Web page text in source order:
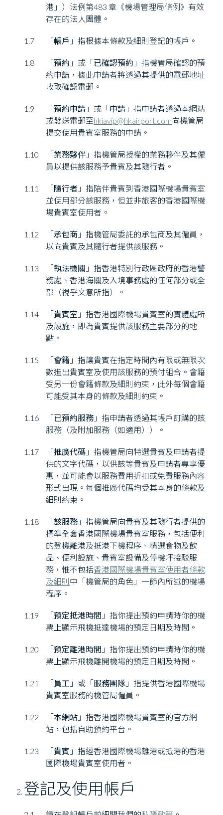
港」）法例第483 章《機場管理局條例》有效
存在的法人團體。
1.7 「帳戶 」指根據本條款及細則登記的帳戶。
1.8 「預約 」或「已確認預約 」指機管局確認的預
約申請，據此申請者將透過其提供的電郵地址
收取確認電郵。
1.9 「預約申請 」或「申請 」指申請者透過本網站
或發送電郵至hkiavip@hkairport.com向機管局
提交使用貴賓室服務的申請。
1.10 「業務夥伴 」指機管局授權的業務夥伴及其僱
員以提供該服務予貴賓及其隨行者。
1.11 「隨行者 」指陪伴貴賓到香港國際機場貴賓室
並使用部分該服務，但並非旅客的香港國際機
場貴賓室使用者。
1.12 「承包商 」指機管局委託的承包商及其僱員，
以向貴賓及其隨行者提供該服務。
1.13 「執法機關 」指香港特別行政區政府的香港警
務處、香港海關及入境事務處的任何部分或全
部（視乎文意所指）。
1.14 「貴賓室 」指香港國際機場貴賓室的實體處所
及設施，即為貴賓提供該服務主要部分的地
點。
1.15 「會籍 」指讓貴賓在指定時間內有限或無限次
數進出貴賓室及使用該服務的預付組合。會籍
受另一份會籍條款及細則約束，此外每個會籍
可能受其本身的條款及細則約束。
1.16 「已預約服務 」指申請者透過其帳戶訂購的該
服務（及附加服務（如適用））。
1.17 「推廣代碼 」指機管局向特選貴賓及申請者提
供的文字代碼，以供該等貴賓及申請者專享優
惠，並可能會以服務費用折扣或免費服務內容
形式出現。每個推廣代碼均受其本身的條款及
細則約束。
1.18 「該服務 」指機管局向貴賓及其隨行者提供的
標準全套香港國際機場貴賓室服務，包括便利
的登機離港及抵港下機程序、精選食物及飲
品、便利設施、貴賓室設備及停機坪接駁服
務，惟不包括香港國際機場貴賓室使用者條款
及細則中「機管局的角色」一節內所述的機場
程序。
1.19 「預定抵港時間 」指你提出預約申請時你的機
票上顯示飛機抵達機場的預定日期及時間。
1.20 「預定離港時間 」指你提出預約申請時你的機
票上顯示飛機離開機場的預定日期及時間。
1.21 「員工 」或「服務團隊 」指提供香港國際機場
貴賓室服務的機管局僱員。
1.22 「本網站 」指香港國際機場貴賓室的官方網
站，包括自助預約平台。
1.23 「貴賓 」指經香港國際機場離港或抵港的香港
國際機場貴賓室使用者。
登記及使用帳戶